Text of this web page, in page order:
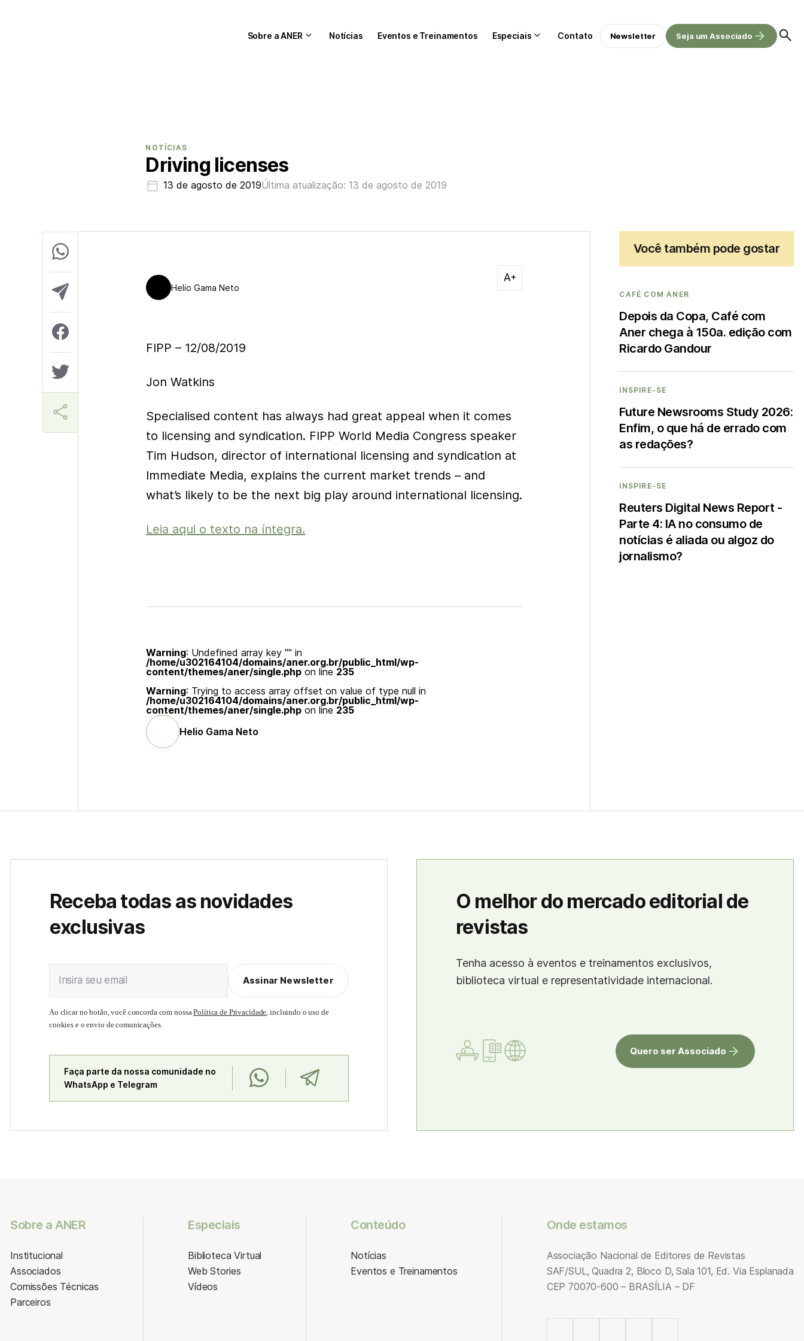
Sobre a ANER Notícias Eventos e Treinamentos Especiais Contato Newsletter Seja um Associado
NOTÍCIAS
Driving licenses
13 de agosto de 2019Última atualização: 13 de agosto de 2019
Helio Gama Neto
FIPP – 12/08/2019
Jon Watkins
Specialised content has always had great appeal when it comes
to licensing and syndication. FIPP World Media Congress speaker
Tim Hudson, director of international licensing and syndication at
Immediate Media, explains the current market trends – and
what’s likely to be the next big play around international licensing.
Leia aqui o texto na íntegra.
Warning: Undefined array key "" in
/home/u302164104/domains/aner.org.br/public_html/wp-
content/themes/aner/single.php on line 235
Warning: Trying to access array offset on value of type null in
/home/u302164104/domains/aner.org.br/public_html/wp-
content/themes/aner/single.php on line 235
Helio Gama Neto
Você também pode gostar
CAFÉ COM ANER
Depois da Copa, Café com
Aner chega à 150a. edição com
Ricardo Gandour
INSPIRE-SE
Future Newsrooms Study 2026:
Enfim, o que há de errado com
as redações?
INSPIRE-SE
Reuters Digital News Report -
Parte 4: IA no consumo de
notícias é aliada ou algoz do
jornalismo?
Receba todas as novidades
exclusivas
Insira seu email Assinar Newsletter
Ao clicar no botão, você concorda com nossaPolítica de Privacidade, incluindo o uso de
cookies e o envio de comunicações.
Faça parte da nossa comunidade no
WhatsApp e Telegram
O melhor do mercado editorial de
revistas
Tenha acesso à eventos e treinamentos exclusivos,
biblioteca virtual e representatividade internacional.
Quero ser Associado
Sobre a ANER
Institucional
Associados
Comissões Técnicas
Parceiros
Especiais
Biblioteca Virtual
Web Stories
Vídeos
Conteúdo
Notícias
Eventos e Treinamentos
Onde estamos
Associação Nacional de Editores de Revistas
SAF/SUL, Quadra 2, Bloco D, Sala 101, Ed. Via Esplanada
CEP 70070-600 – BRASÍLIA – DF